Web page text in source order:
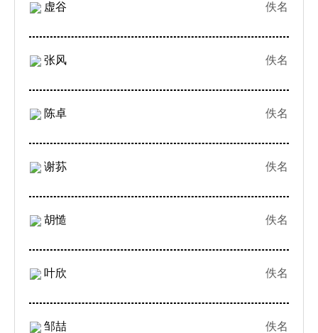
虚谷 佚名
张风 佚名
陈卓 佚名
谢荪 佚名
胡慥 佚名
叶欣 佚名
邹喆 佚名